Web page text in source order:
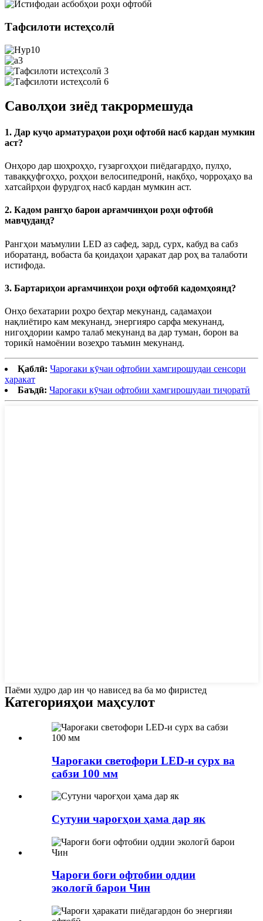
Тафсилоти истеҳсолӣ
Саволҳои зиёд такрормешуда
1. Дар куҷо арматураҳои роҳи офтобӣ насб кардан мумкин
аст?
Онҳоро дар шоҳроҳҳо, гузаргоҳҳои пиёдагардҳо, пулҳо,
таваққуфгоҳҳо, роҳҳои велосипедронӣ, нақбҳо, чорроҳаҳо ва
хатсайрҳои фурудгоҳ насб кардан мумкин аст.
2. Кадом рангҳо барои арғамчинҳои роҳи офтобӣ
мавҷуданд?
Рангҳои маъмулии LED аз сафед, зард, сурх, кабуд ва сабз
иборатанд, вобаста ба қоидаҳои ҳаракат дар роҳ ва талаботи
истифода.
3. Бартариҳои арғамчинҳои роҳи офтобӣ кадомҳоянд?
Онҳо бехатарии роҳро беҳтар мекунанд, садамаҳои
нақлиётиро кам мекунанд, энергияро сарфа мекунанд,
нигоҳдории камро талаб мекунанд ва дар туман, борон ва
торикӣ намоёнии возеҳро таъмин мекунанд.
Қаблӣ: Чароғаки кӯчаи офтобии ҳамгирошудаи сенсори
ҳаракат
Баъдӣ: Чароғаки кӯчаи офтобии ҳамгирошудаи тиҷоратӣ
Паёми худро дар ин ҷо нависед ва ба мо фиристед
Категорияҳои маҳсулот
Чароғаки светофори LED-и сурх ва
сабзи 100 мм
Сутуни чароғҳои ҳама дар як
Чароғи боғи офтобии оддии
экологӣ барои Чин